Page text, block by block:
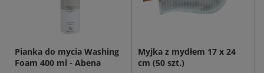
Pianka do mycia Washing
Foam 400 ml - Abena
Myjka z mydłem 17 x 24
cm (50 szt.)